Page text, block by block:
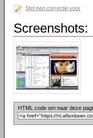
Stel een correctie voor
Screenshots:
HTML code om naar deze